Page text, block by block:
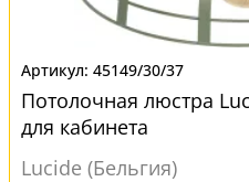
45149/30/37
Потолочная люстра
для кабинета
Lucide (Бельгия)